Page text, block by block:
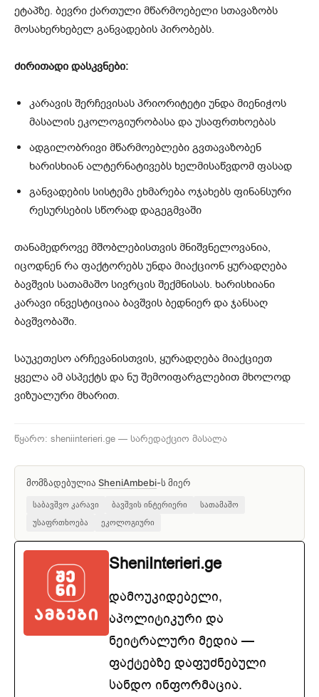
ეტაპზე. ბევრი ქართული მწარმოებელი სთავაზობს
მოსახერხებელ განვადების პირობებს.
ძირითადი დასკვნები:
კარავის შერჩევისას პრიორიტეტი უნდა მიენიჭოს
მასალის ეკოლოგიურობასა და უსაფრთხოებას
ადგილობრივი მწარმოებლები გვთავაზობენ
ხარისხიან ალტერნატივებს ხელმისაწვდომ ფასად
განვადების სისტემა ეხმარება ოჯახებს ფინანსური
რესურსების სწორად დაგეგმვაში
თანამედროვე მშობლებისთვის მნიშვნელოვანია,
იცოდნენ რა ფაქტორებს უნდა მიაქციონ ყურადღება
ბავშვის სათამაშო სივრცის შექმნისას. ხარისხიანი
კარავი ინვესტიციაა ბავშვის ბედნიერ და ჯანსაღ
ბავშვობაში.
საუკეთესო არჩევანისთვის, ყურადღება მიაქციეთ
ყველა ამ ასპექტს და ნუ შემოიფარგლებით მხოლოდ
ვიზუალური მხარით.
წყარო: sheniinterieri.ge — სარედაქციო მასალა
მომზადებულია SheniAmbebi-ს მიერ
საბავშვო კარავი ბავშვის ინტერიერი
სათამაშო
უსაფრთხოება
ეკოლოგიური
SheniInterieri.ge
დამოუკიდებელი,
აპოლიტიკური და
ნეიტრალური მედია —
ფაქტებზე დაფუძნებული
სანდო ინფორმაცია.